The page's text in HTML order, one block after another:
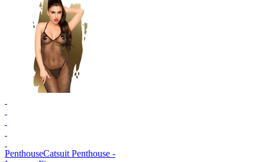
PenthouseCatsuit Penthouse -